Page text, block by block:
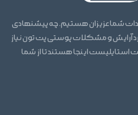
شما عزیزان هستیم. چه پیشنهادی
آرایش و مشکلات پوستی پت تون نیاز
استایلیست اینجا هستند تا از شما